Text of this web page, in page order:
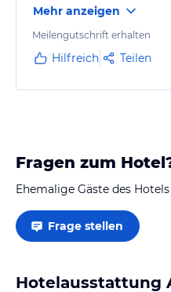
gerne wieder.
Mehr anzeigen
Meilengutschrift erhalten
Hilfreich Teilen
Fragen zum
Ehemalige Gäste des
Frage stellen
Hotelausstattung